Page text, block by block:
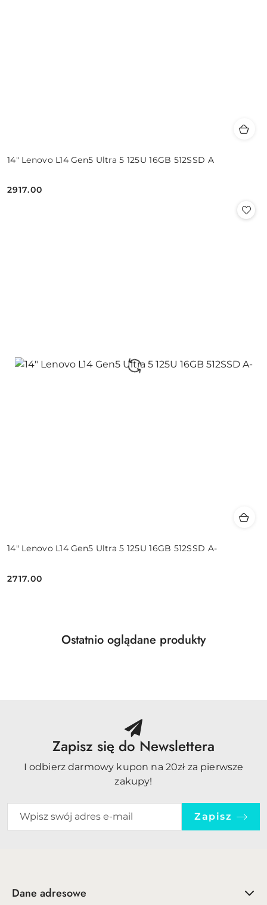
14" Lenovo L14 Gen5 Ultra 5 125U 16GB 512SSD A
Cena:
2917.00
14" Lenovo L14 Gen5 Ultra 5 125U 16GB 512SSD A-
Cena:
2717.00
Pomiń karuzelę produktów
Produkty
Ostatnio oglądane produkty
Zapisz się do Newslettera
I odbierz darmowy kupon na 20zł za pierwsze
zakupy!
Zapisz
Dane adresowe